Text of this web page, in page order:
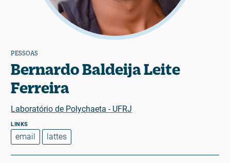
PESSOAS
Bernardo Baldeija Leite
Ferreira
Laboratório de Polychaeta - UFRJ
email lattes